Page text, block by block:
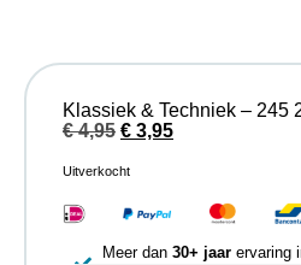
Klassiek & Techniek – 245
€4,95 € 3,95
Uitverkocht
Meer dan 30+ jaarervaring